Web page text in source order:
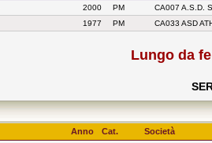
2000 PM
CA007 A.S.D.
1977 PM CA033 ASD
Lungo da
Anno Cat. Società